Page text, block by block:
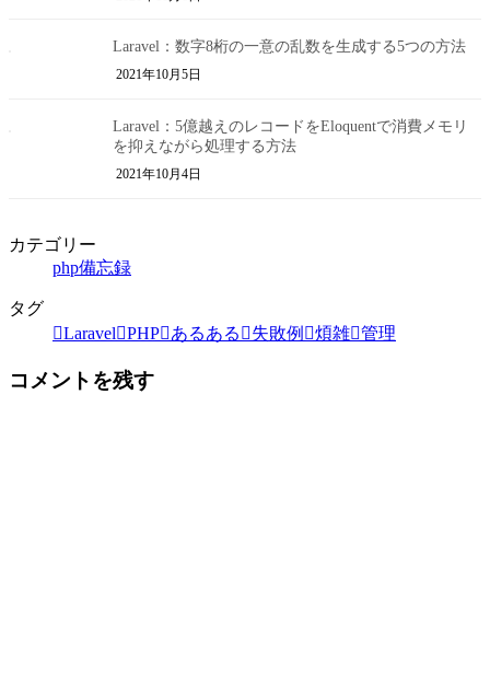
Laravel：数字8桁の一意の乱数を生成する5つの方法
2021年10月5日
Laravel：5億越えのレコードをEloquentで消費メモリ
を抑えながら処理する方法
2021年10月4日
カテゴリー
php備忘録
タグ
Laravel
PHP あるある 失敗例 煩雑 管理
コメントを残す